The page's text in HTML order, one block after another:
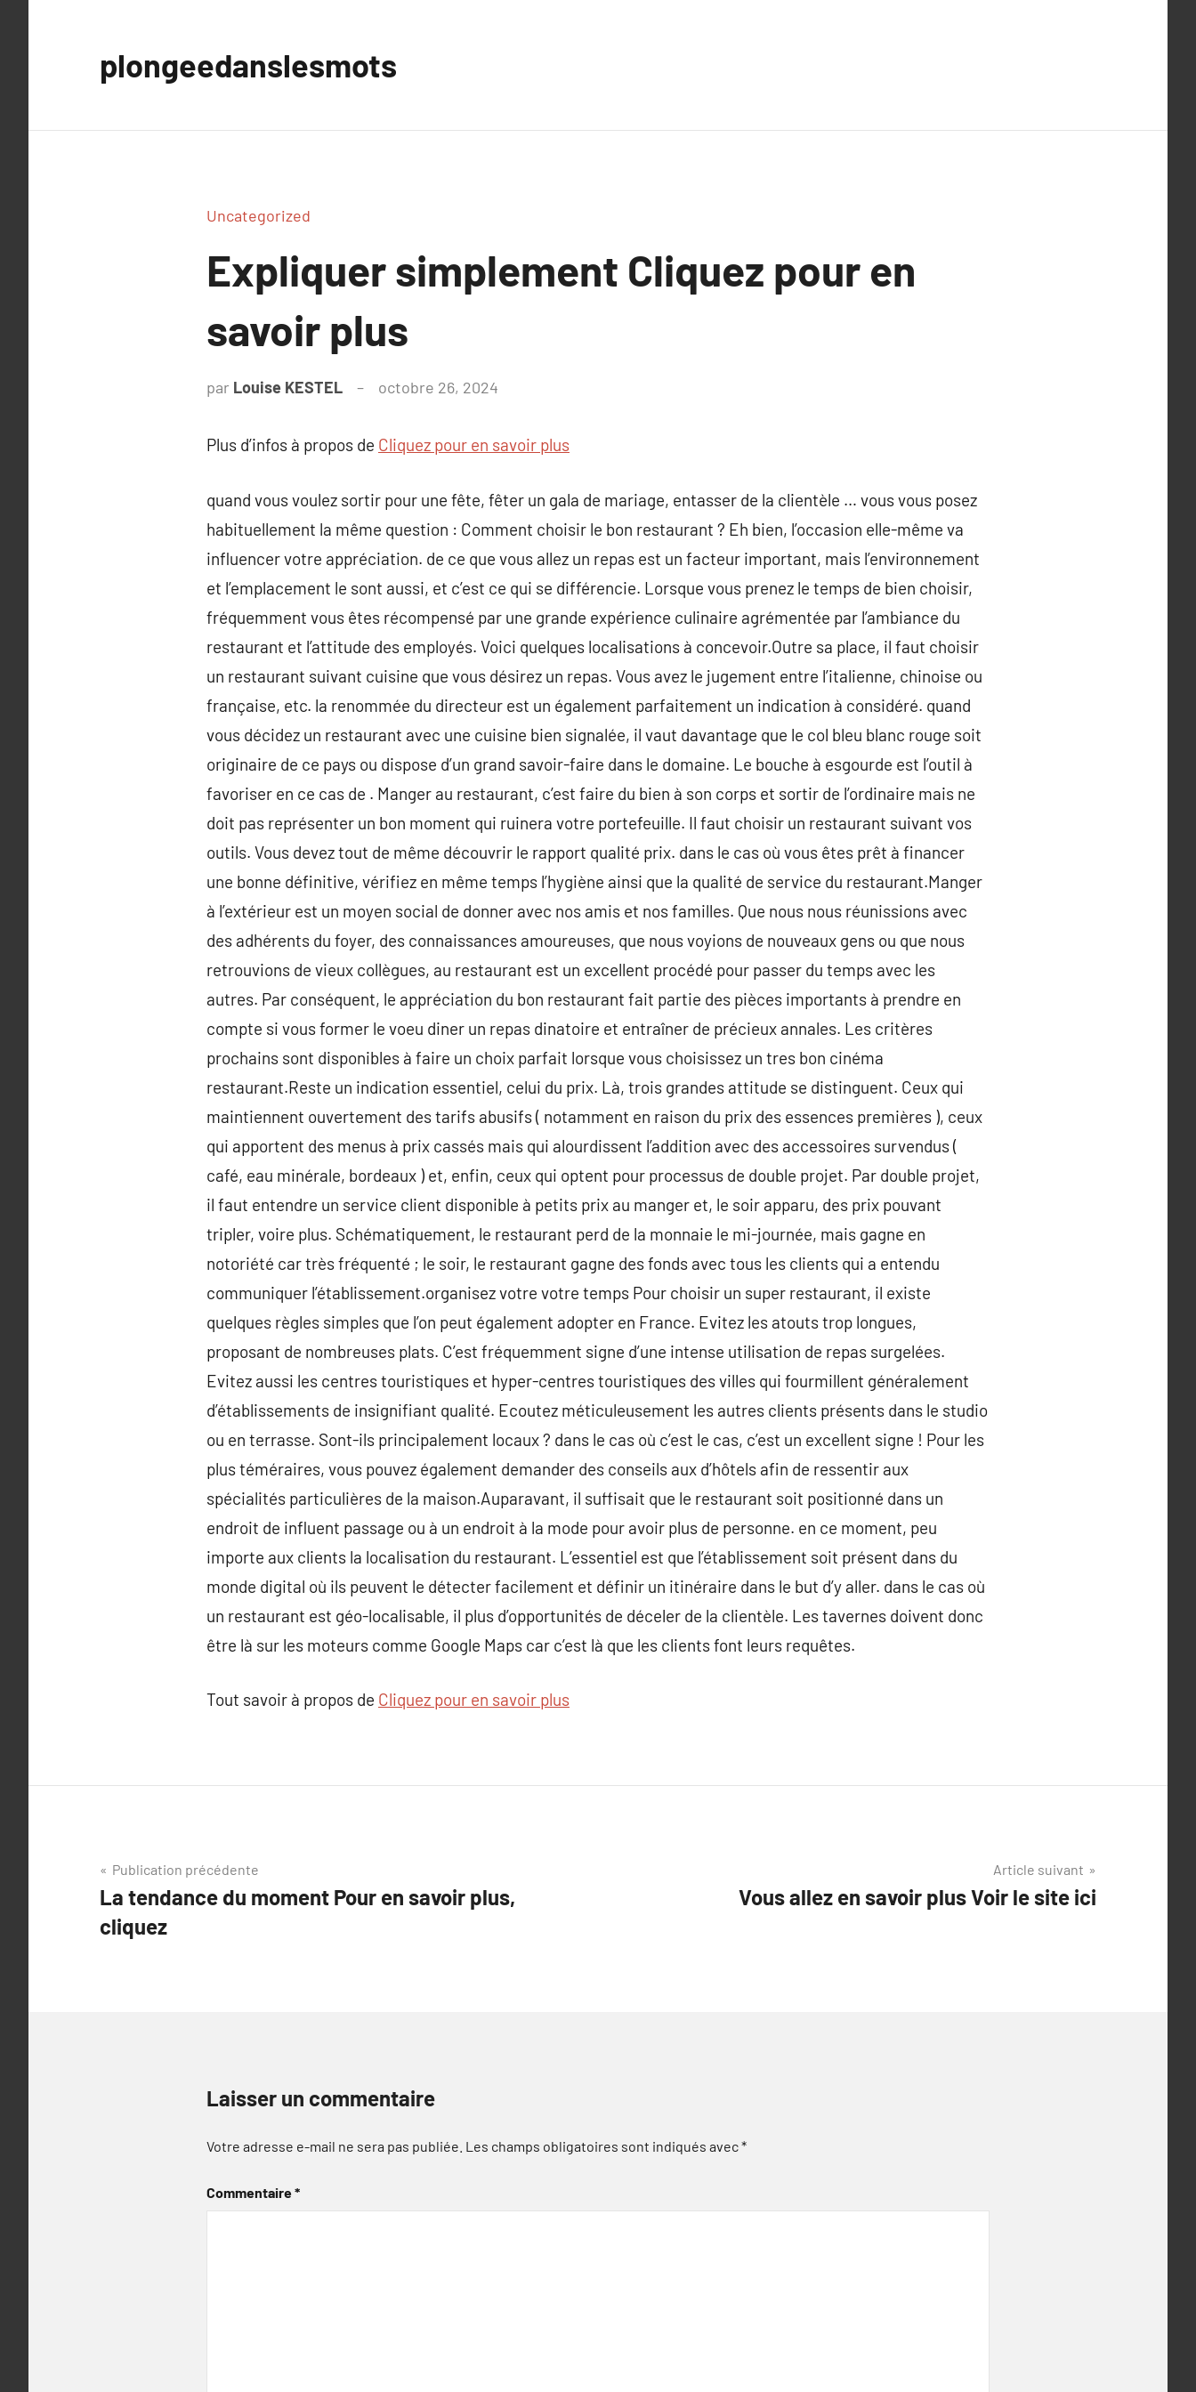
plongeedanslesmots
Uncategorized
Expliquer simplement Cliquez pour en
savoir plus
par Louise KESTEL octobre 26, 2024
Plus d’infos à propos de Cliquez pour en savoir plus
quand vous voulez sortir pour une fête, fêter un gala de mariage, entasser de la clientèle … vous vous posez
habituellement la même question : Comment choisir le bon restaurant ? Eh bien, l’occasion elle-même va
influencer votre appréciation. de ce que vous allez un repas est un facteur important, mais l’environnement
et l’emplacement le sont aussi, et c’est ce qui se différencie. Lorsque vous prenez le temps de bien choisir,
fréquemment vous êtes récompensé par une grande expérience culinaire agrémentée par l’ambiance du
restaurant et l’attitude des employés. Voici quelques localisations à concevoir.Outre sa place, il faut choisir
un restaurant suivant cuisine que vous désirez un repas. Vous avez le jugement entre l’italienne, chinoise ou
française, etc. la renommée du directeur est un également parfaitement un indication à considéré. quand
vous décidez un restaurant avec une cuisine bien signalée, il vaut davantage que le col bleu blanc rouge soit
originaire de ce pays ou dispose d’un grand savoir-faire dans le domaine. Le bouche à esgourde est l’outil à
favoriser en ce cas de . Manger au restaurant, c’est faire du bien à son corps et sortir de l’ordinaire mais ne
doit pas représenter un bon moment qui ruinera votre portefeuille. Il faut choisir un restaurant suivant vos
outils. Vous devez tout de même découvrir le rapport qualité prix. dans le cas où vous êtes prêt à financer
une bonne définitive, vérifiez en même temps l’hygiène ainsi que la qualité de service du restaurant.Manger
à l’extérieur est un moyen social de donner avec nos amis et nos familles. Que nous nous réunissions avec
des adhérents du foyer, des connaissances amoureuses, que nous voyions de nouveaux gens ou que nous
retrouvions de vieux collègues, au restaurant est un excellent procédé pour passer du temps avec les
autres. Par conséquent, le appréciation du bon restaurant fait partie des pièces importants à prendre en
compte si vous former le voeu diner un repas dinatoire et entraîner de précieux annales. Les critères
prochains sont disponibles à faire un choix parfait lorsque vous choisissez un tres bon cinéma
restaurant.Reste un indication essentiel, celui du prix. Là, trois grandes attitude se distinguent. Ceux qui
maintiennent ouvertement des tarifs abusifs ( notamment en raison du prix des essences premières ), ceux
qui apportent des menus à prix cassés mais qui alourdissent l’addition avec des accessoires survendus (
café, eau minérale, bordeaux ) et, enfin, ceux qui optent pour processus de double projet. Par double projet,
il faut entendre un service client disponible à petits prix au manger et, le soir apparu, des prix pouvant
tripler, voire plus. Schématiquement, le restaurant perd de la monnaie le mi-journée, mais gagne en
notoriété car très fréquenté ; le soir, le restaurant gagne des fonds avec tous les clients qui a entendu
communiquer l’établissement.organisez votre votre temps Pour choisir un super restaurant, il existe
quelques règles simples que l’on peut également adopter en France. Evitez les atouts trop longues,
proposant de nombreuses plats. C’est fréquemment signe d’une intense utilisation de repas surgelées.
Evitez aussi les centres touristiques et hyper-centres touristiques des villes qui fourmillent généralement
d’établissements de insignifiant qualité. Ecoutez méticuleusement les autres clients présents dans le studio
ou en terrasse. Sont-ils principalement locaux ? dans le cas où c’est le cas, c’est un excellent signe ! Pour les
plus téméraires, vous pouvez également demander des conseils aux d’hôtels afin de ressentir aux
spécialités particulières de la maison.Auparavant, il suffisait que le restaurant soit positionné dans un
endroit de influent passage ou à un endroit à la mode pour avoir plus de personne. en ce moment, peu
importe aux clients la localisation du restaurant. L’essentiel est que l’établissement soit présent dans du
monde digital où ils peuvent le détecter facilement et définir un itinéraire dans le but d’y aller. dans le cas où
un restaurant est géo-localisable, il plus d’opportunités de déceler de la clientèle. Les tavernes doivent donc
être là sur les moteurs comme Google Maps car c’est là que les clients font leurs requêtes.
Tout savoir à propos de Cliquez pour en savoir plus
Navigation
de
l’article
Publication précédente
La tendance du moment Pour en savoir plus,
cliquez
Article suivant
Vous allez en savoir plus Voir le site ici
Laisser un commentaire
Votre adresse e-mail ne sera pas publiée. Les champs obligatoires sont indiqués avec*
Commentaire*